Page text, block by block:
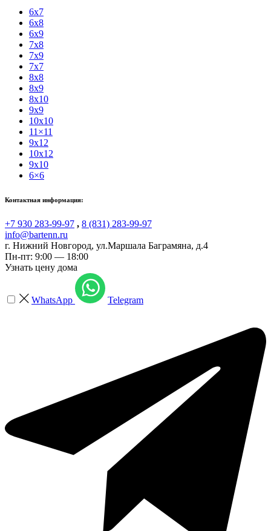
6x7
6x8
6x9
7x8
7x9
7x7
8x8
8x9
8x10
9x9
10x10
11×11
9x12
10x12
9x10
6×6
Контактная информация:
+7 930 283-99-97 , 8 (831) 283-99-97
info@bartenn.ru
г. Нижний Новгород, ул.Маршала Баграмяна, д.4
Пн-пт: 9:00 — 18:00
Узнать цену дома
WhatsApp Telegram